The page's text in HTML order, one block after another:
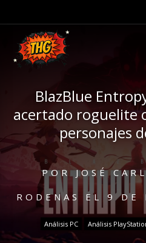
BlazBlue
acertado roguelite
personajes
PORJOSÉ
RODENAS
EL 9 DE
Análisis PC Análisis